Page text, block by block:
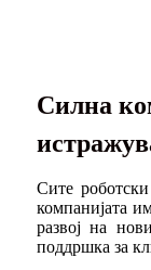
Силна
Сите
компанијата
развој на
поддршка за